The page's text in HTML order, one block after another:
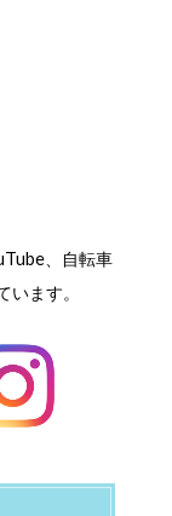
、自転車
ます。